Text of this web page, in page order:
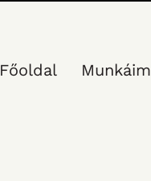
Főoldal Munkáim